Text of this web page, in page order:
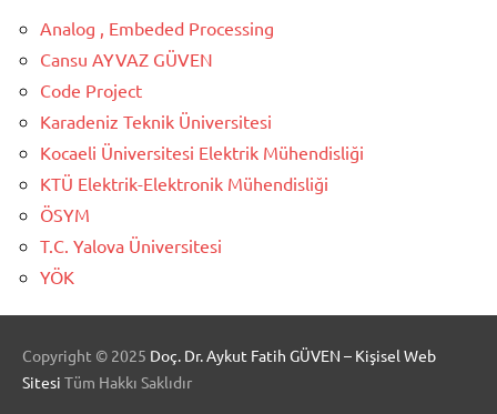
Analog , Embeded Processing
Cansu AYVAZ GÜVEN
Code Project
Karadeniz Teknik Üniversitesi
Kocaeli Üniversitesi Elektrik Mühendisliği
KTÜ Elektrik-Elektronik Mühendisliği
ÖSYM
T.C. Yalova Üniversitesi
YÖK
Copyright © 2025 Doç. Dr. Aykut Fatih GÜVEN – Kişisel Web
Sitesi Tüm Hakkı Saklıdır